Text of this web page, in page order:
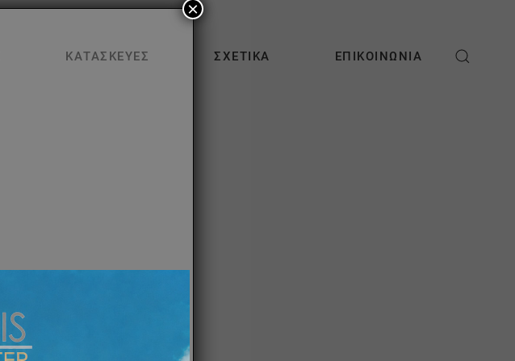
ΚΑΤΑΣΚΕΥΈΣ ΣΧΕΤΙΚΆ ΕΠΙΚΟΙΝΩΝΊΑ
×